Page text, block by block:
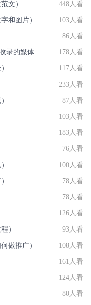
文） 448人看
和图片） 103人看
86人看
178人看
117人看
233人看
87人看
103人看
183人看
76人看
100人看
78人看
78人看
126人看
） 93人看
做推广） 108人看
161人看
124人看
80人看